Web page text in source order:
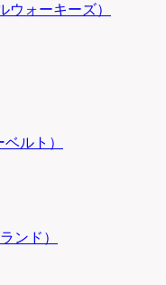
ウォーキーズ）
ルト）
ンド）